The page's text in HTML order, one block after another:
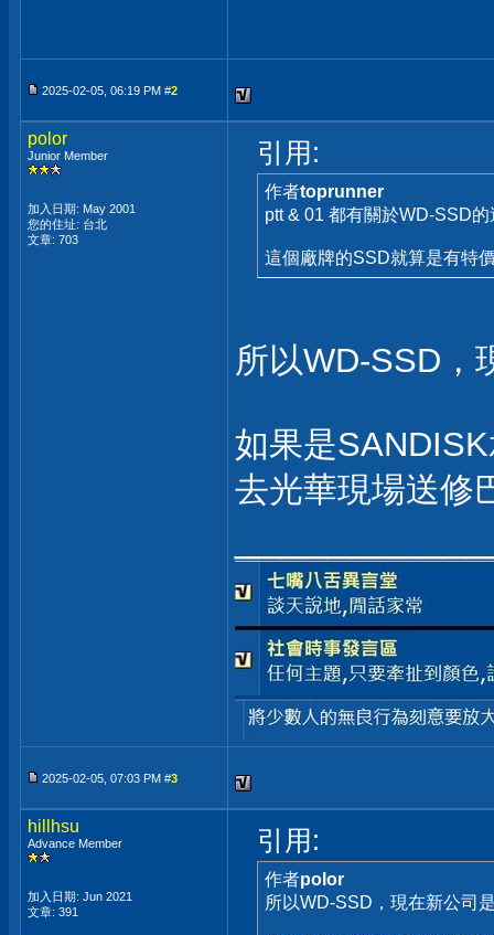
2025-02-05, 06:19 PM #2
polor
Junior Member
加入日期: May 2001
您的住址: 台北
文章: 703
引用:
作者toprunner
ptt & 01 都有關於WD-SSD
這個廠牌的SSD就算是有特
所以WD-SSD，
如果是
去光華現場送修
2025-02-05, 07:03 PM #3
hillhsu
Advance Member
加入日期: Jun 2021
文章: 391
引用:
作者polor
所以WD-SSD，現在新公司